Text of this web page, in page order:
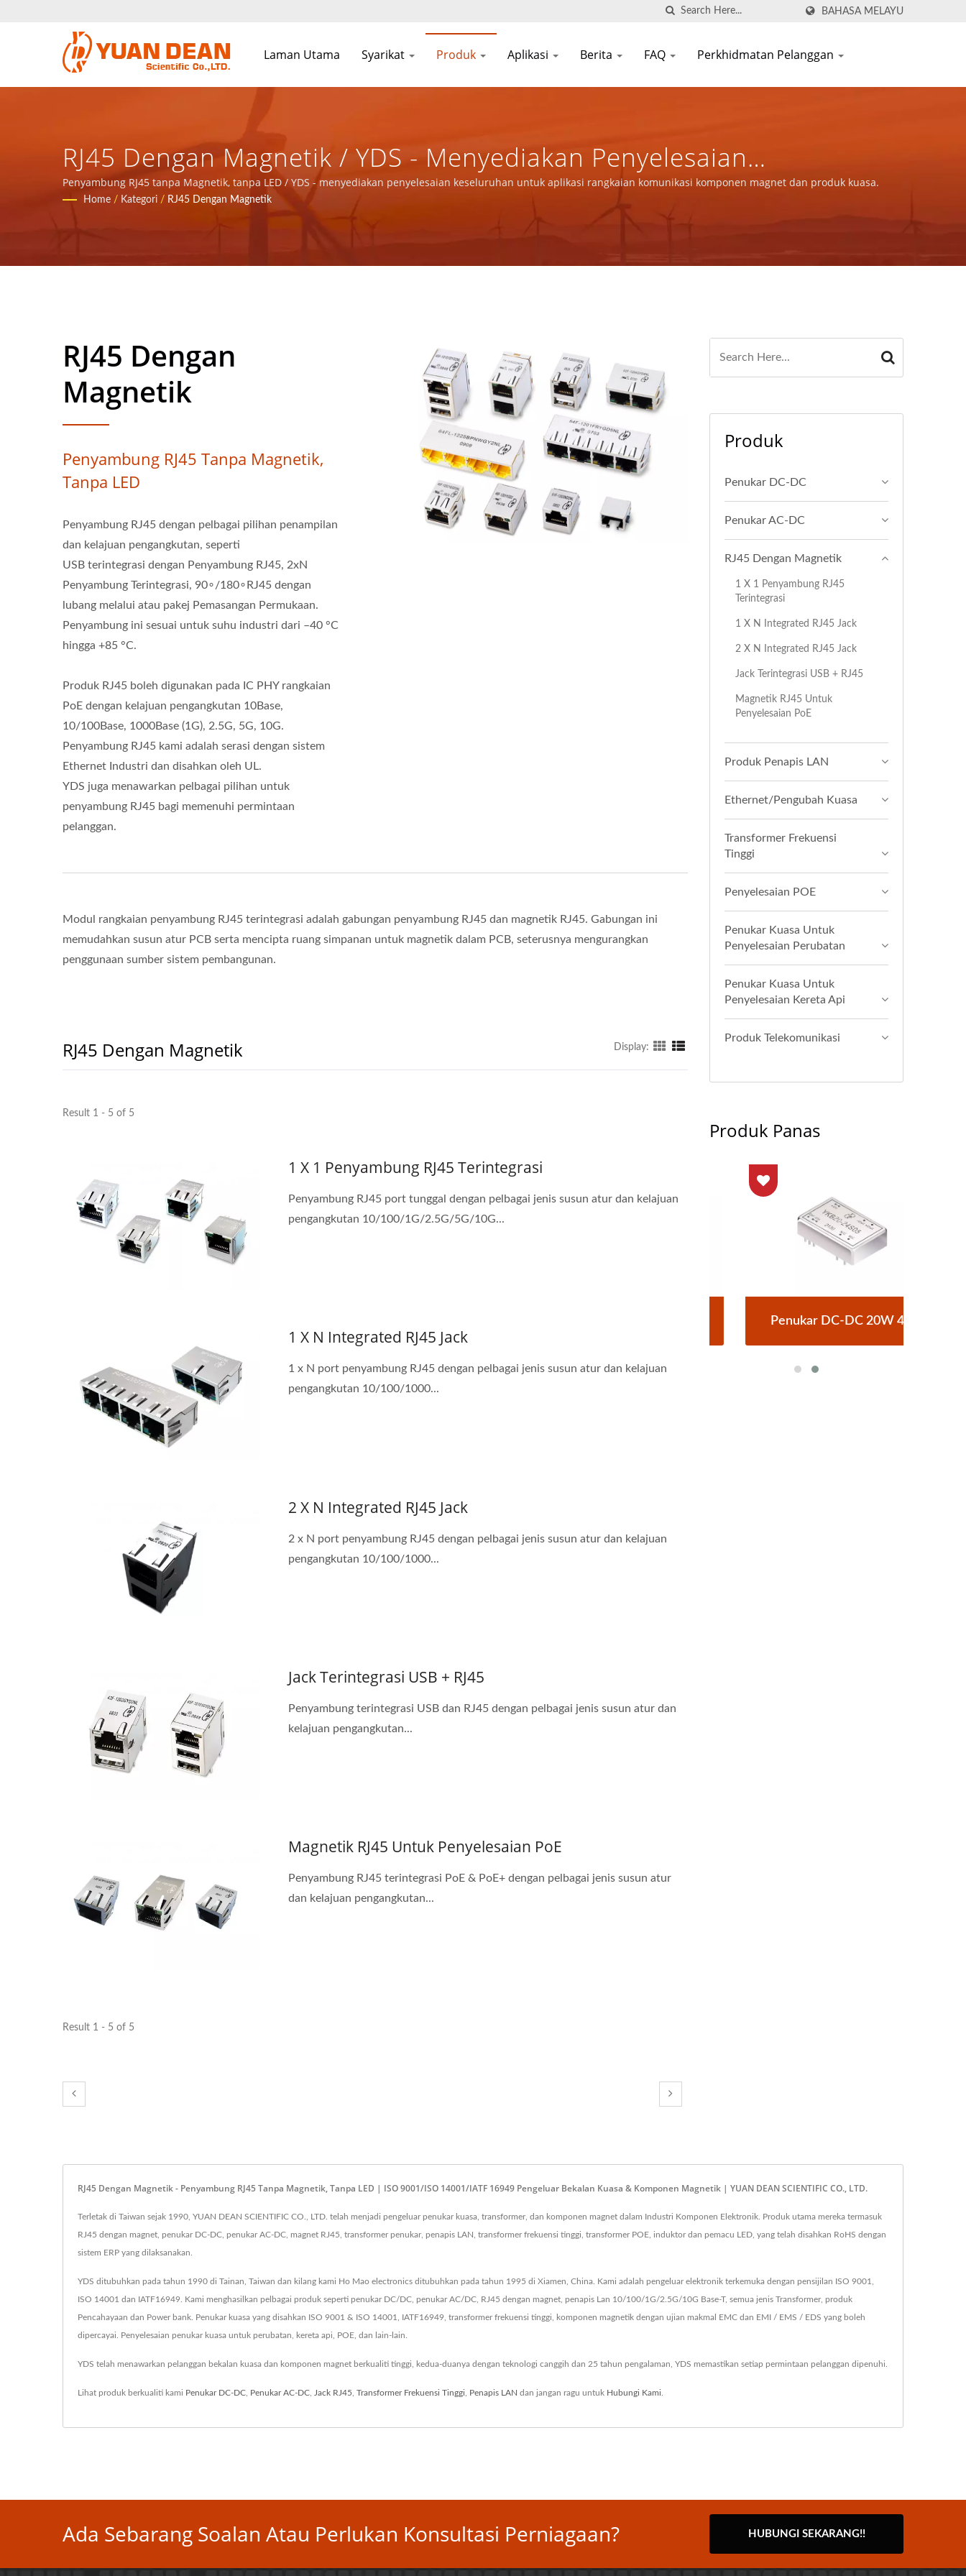
BAHASA MELAYU
Laman Utama Syarikat Produk Aplikasi Berita FAQ Perkhidmatan Pelanggan
RJ45 Dengan Magnetik / YDS - Menyediakan Penyelesaian
Keseluruhan Untuk Aplikasi Rangkaian Komunikasi Komponen Magnet
Dan Produk Kuasa.
Penyambung RJ45 tanpa Magnetik, tanpa LED / YDS - menyediakan penyelesaian keseluruhan untuk aplikasi rangkaian komunikasi komponen magnet dan produk kuasa.
Home / Kategori / RJ45 Dengan Magnetik
RJ45 Dengan
Magnetik
Penyambung RJ45 Tanpa Magnetik,
Tanpa LED
Penyambung RJ45 dengan pelbagai pilihan penampilan
dan kelajuan pengangkutan, seperti
USB terintegrasi dengan Penyambung RJ45, 2xN
Penyambung Terintegrasi, 90∘/180∘RJ45 dengan
lubang melalui atau pakej Pemasangan Permukaan.
Penyambung ini sesuai untuk suhu industri dari –40 °C
hingga +85 °C.
Produk RJ45 boleh digunakan pada IC PHY rangkaian
PoE dengan kelajuan pengangkutan 10Base,
10/100Base, 1000Base (1G), 2.5G, 5G, 10G.
Penyambung RJ45 kami adalah serasi dengan sistem
Ethernet Industri dan disahkan oleh UL.
YDS juga menawarkan pelbagai pilihan untuk
penyambung RJ45 bagi memenuhi permintaan
pelanggan.
Modul rangkaian penyambung RJ45 terintegrasi adalah gabungan penyambung RJ45 dan magnetik RJ45. Gabungan ini
memudahkan susun atur PCB serta mencipta ruang simpanan untuk magnetik dalam PCB, seterusnya mengurangkan
penggunaan sumber sistem pembangunan.
RJ45 Dengan Magnetik Display:
Result 1 - 5 of 5
1 X 1 Penyambung RJ45 Terintegrasi
Penyambung RJ45 port tunggal dengan pelbagai jenis susun atur dan kelajuan
pengangkutan 10/100/1G/2.5G/5G/10G...
1 X N Integrated RJ45 Jack
1 x N port penyambung RJ45 dengan pelbagai jenis susun atur dan kelajuan
pengangkutan 10/100/1000...
2 X N Integrated RJ45 Jack
2 x N port penyambung RJ45 dengan pelbagai jenis susun atur dan kelajuan
pengangkutan 10/100/1000...
Jack Terintegrasi USB + RJ45
Penyambung terintegrasi USB dan RJ45 dengan pelbagai jenis susun atur dan
kelajuan pengangkutan...
Magnetik RJ45 Untuk Penyelesaian PoE
Penyambung RJ45 terintegrasi PoE & PoE+ dengan pelbagai jenis susun atur
dan kelajuan pengangkutan...
Result 1 - 5 of 5
Produk
Penukar DC-DC
Penukar AC-DC
RJ45 Dengan Magnetik
1 X 1 Penyambung RJ45
Terintegrasi
1 X N Integrated RJ45 Jack
2 X N Integrated RJ45 Jack
Jack Terintegrasi USB + RJ45
Magnetik RJ45 Untuk
Penyelesaian PoE
Produk Penapis LAN
Ethernet/Pengubah Kuasa
Transformer Frekuensi
Tinggi
Penyelesaian POE
Penukar Kuasa Untuk
Penyelesaian Perubatan
Penukar Kuasa Untuk
Penyelesaian Kereta Api
Produk Telekomunikasi
Produk Panas
Penukar DC-DC 20W 4:1
RJ45 Dengan Magnetik - Penyambung RJ45 Tanpa Magnetik, Tanpa LED | ISO 9001/ISO 14001/IATF 16949 Pengeluar Bekalan Kuasa & Komponen Magnetik | YUAN DEAN SCIENTIFIC CO., LTD.
Terletak di Taiwan sejak 1990, YUAN DEAN SCIENTIFIC CO., LTD. telah menjadi pengeluar penukar kuasa, transformer, dan komponen magnet dalam Industri Komponen Elektronik. Produk utama mereka termasuk
RJ45 dengan magnet, penukar DC-DC, penukar AC-DC, magnet RJ45, transformer penukar, penapis LAN, transformer frekuensi tinggi, transformer POE, induktor dan pemacu LED, yang telah disahkan RoHS dengan
sistem ERP yang dilaksanakan.
YDS ditubuhkan pada tahun 1990 di Tainan, Taiwan dan kilang kami Ho Mao electronics ditubuhkan pada tahun 1995 di Xiamen, China. Kami adalah pengeluar elektronik terkemuka dengan pensijilan ISO 9001,
ISO 14001 dan IATF16949. Kami menghasilkan pelbagai produk seperti penukar DC/DC, penukar AC/DC, RJ45 dengan magnet, penapis Lan 10/100/1G/2.5G/10G Base-T, semua jenis Transformer, produk
Pencahayaan dan Power bank. Penukar kuasa yang disahkan ISO 9001 & ISO 14001, IATF16949, transformer frekuensi tinggi, komponen magnetik dengan ujian makmal EMC dan EMI / EMS / EDS yang boleh
dipercayai. Penyelesaian penukar kuasa untuk perubatan, kereta api, POE, dan lain-lain.
YDS telah menawarkan pelanggan bekalan kuasa dan komponen magnet berkualiti tinggi, kedua-duanya dengan teknologi canggih dan 25 tahun pengalaman, YDS memastikan setiap permintaan pelanggan dipenuhi.
Lihat produk berkualiti kami Penukar DC-DC Penukar AC-DC Jack RJ45 Transformer Frekuensi Tinggi Penapis LAN dan jangan ragu untuk Hubungi Kami
Ada Sebarang Soalan Atau Perlukan Konsultasi Perniagaan? HUBUNGI SEKARANG!!